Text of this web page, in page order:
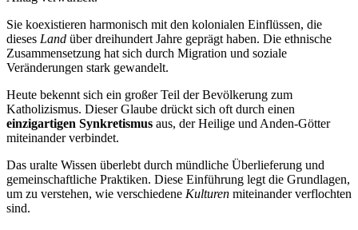
Sie koexistieren harmonisch mit den kolonialen Einflüssen, die
dieses Land über dreihundert Jahre geprägt haben. Die ethnische
Zusammensetzung hat sich durch Migration und soziale
Veränderungen stark gewandelt.
Heute bekennt sich ein großer Teil der Bevölkerung zum
Katholizismus. Dieser Glaube drückt sich oft durch einen
einzigartigen Synkretismus aus, der Heilige und Anden-Götter
miteinander verbindet.
Das uralte Wissen überlebt durch mündliche Überlieferung und
gemeinschaftliche Praktiken. Diese Einführung legt die Grundlagen,
um zu verstehen, wie verschiedene Kulturen miteinander verflochten
sind.